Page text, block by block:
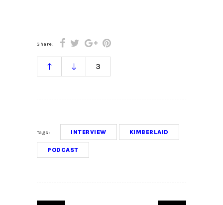
Share:
3
Tags: INTERVIEW KIMBERLAID
PODCAST